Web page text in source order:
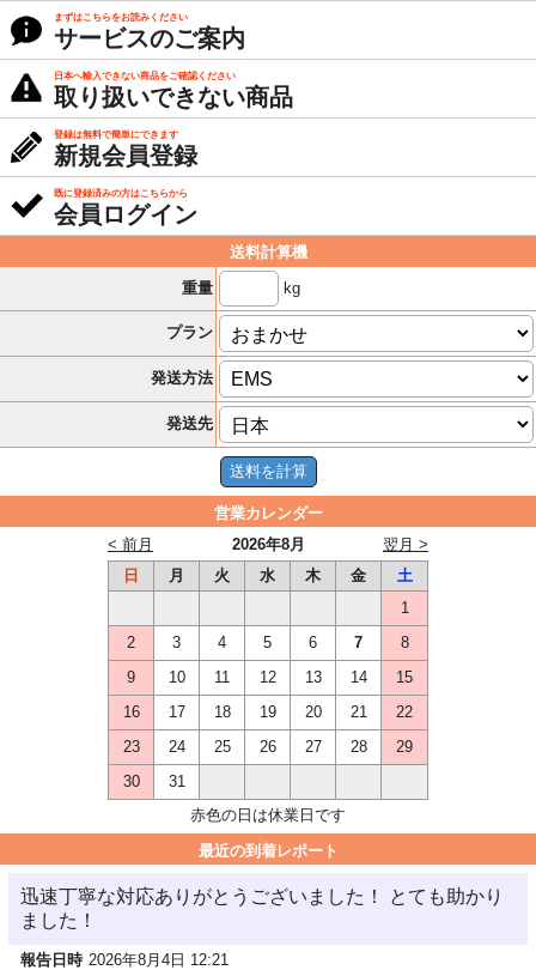
まずはこちらをお読みください
サービスのご案内
日本へ輸入できない商品をご確認ください
取り扱いできない商品
登録は無料で簡単にできます
新規会員登録
既に登録済みの方はこちらから
会員ログイン
送料計算機
重量
kg
プラン
発送方法
発送先
営業カレンダー
2026年8月
< 前月
翌月 >
日
月 火 水 木 金
土
1
2
3 4 5 6 7
8
9
10 11 12 13 14
15
16
17 18 19 20 21
22
23
24 25 26 27 28
29
30
31
赤色の日は休業日です
最近の到着レポート
迅速丁寧な対応ありがとうございました！ とても助かり
ました！
報告日時 2026年8月4日 12:21